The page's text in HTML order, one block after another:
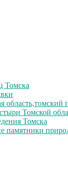
Томска
область,томский
Томской
Томска
памятники